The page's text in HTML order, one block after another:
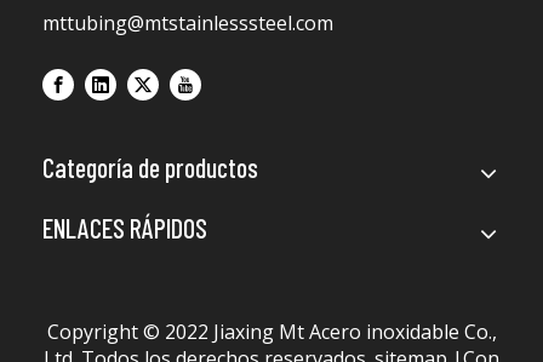
mttubing@mtstainlesssteel.com
Categoría de productos
ENLACES RÁPIDOS
Copyright © 2022 Jiaxing Mt Acero inoxidable Co.,